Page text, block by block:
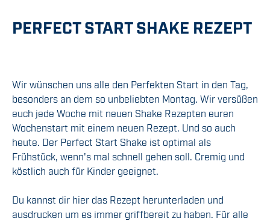
PERFECT START SHAKE REZEPT
Wir wünschen uns alle den Perfekten Start in den Tag,
besonders an dem so unbeliebten Montag. Wir versüßen
euch jede Woche mit neuen Shake Rezepten euren
Wochenstart mit einem neuen Rezept. Und so auch
heute. Der Perfect Start Shake ist optimal als
Frühstück, wenn's mal schnell gehen soll. Cremig und
köstlich auch für Kinder geeignet.
Du kannst dir hier das Rezept herunterladen und
ausdrucken um es immer griffbereit zu haben. Für alle